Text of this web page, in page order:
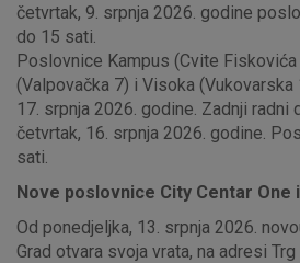
četvrtak, 9. srpnja 2026. godine
do 15 sati.
Poslovnice Kampus (Cvite
(Valpovačka 7) i Visoka
17. srpnja 2026. godine. Zadnji radni
četvrtak, 16. srpnja 2026. godine.
sati.
Nove poslovnice City Centar One
Od ponedjeljka, 13. srpnja 2026.
Grad otvara svoja vrata, na adresi